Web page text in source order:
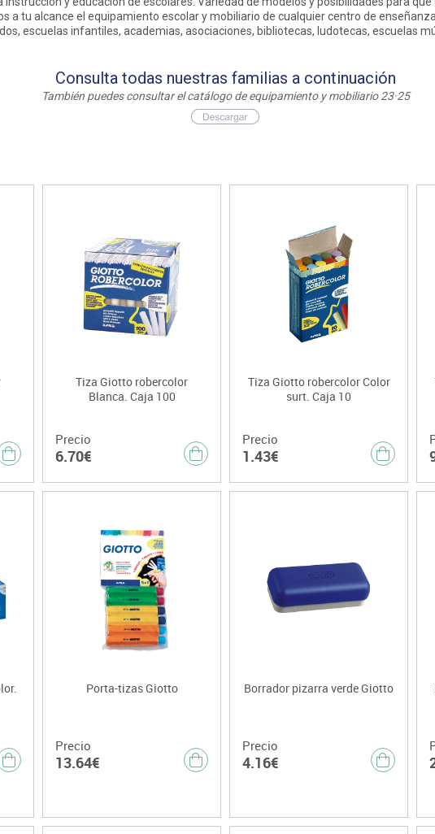
Protección deportivaMonitores interactivos
Pc & tablets & cámaras documentos
Soportes
Videoproyección
a tu alcance el equipamiento escolar y mobiliario de cualquier centro de
escuelas infantiles, academias, asociaciones, bibliotecas, ludotecas, escuelas
Consulta todas nuestras familias a continuación
También puedes consultar el catálogo de equipamiento y mobiliario 23·25
Tiza Giotto robercolor
Blanca. Caja 100
Precio
6.70€
Tiza Giotto robercolor Color
surt. Caja 10
Precio
1.43€
Porta-tizas Giotto
Precio
13.64€
Borrador pizarra verde Giotto
Precio
4.16€